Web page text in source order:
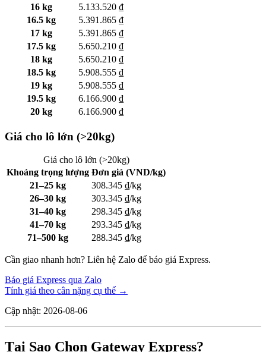
16 kg
5.133.520 ₫
16.5 kg
5.391.865 ₫
17 kg
5.391.865 ₫
17.5 kg
5.650.210 ₫
18 kg
5.650.210 ₫
18.5 kg
5.908.555 ₫
19 kg
5.908.555 ₫
19.5 kg
6.166.900 ₫
20 kg
6.166.900 ₫
Giá cho lô lớn (>20kg)
Giá cho lô lớn (>20kg)
Khoảng trọng lượng Đơn giá (VND/kg)
21–25 kg
308.345 ₫/kg
26–30 kg
303.345 ₫/kg
31–40 kg
298.345 ₫/kg
41–70 kg
293.345 ₫/kg
71–500 kg
288.345 ₫/kg
Cần giao nhanh hơn? Liên hệ Zalo để báo giá Express.
Báo giá Express qua Zalo
Tính giá theo cân nặng cụ thể →
Cập nhật: 2026-08-06
Tại Sao Chọn Gateway Express?